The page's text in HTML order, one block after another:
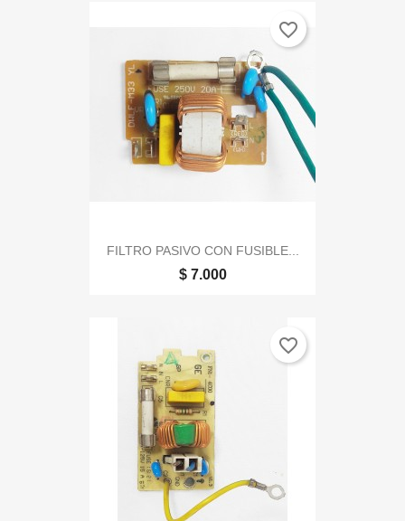
FILTRO PASIVO CON FUSIBLE...
$ 7.000
favorite_border
favorite_border